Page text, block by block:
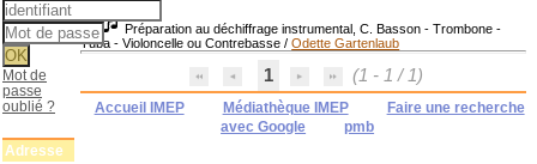
Préparation au déchiffrage instrumental, C. Basson - Trombone -
Tuba - Violoncelle ou Contrebasse /Odette Gartenlaub
1 (1 - 1 / 1)
Accueil IMEP Médiathèque IMEP
Faire une recherche
avec Google
pmb
Mot de
passe
oublié ?
Adresse